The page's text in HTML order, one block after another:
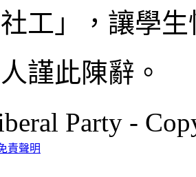
社工」，讓學
謹此陳辭。
Party -
責聲明